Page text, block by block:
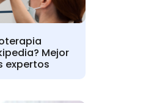
Mejor
expertos